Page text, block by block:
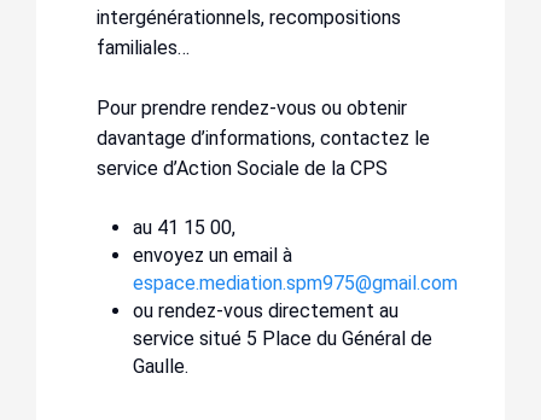
intergénérationnels, recompositions
familiales…
Pour prendre rendez-vous ou obtenir
davantage d’informations, contactez le
service d’Action Sociale de la CPS
au 41 15 00,
envoyez un email à
espace.mediation.spm975@gmail.com
ou rendez-vous directement au
service situé 5 Place du Général de
Gaulle.